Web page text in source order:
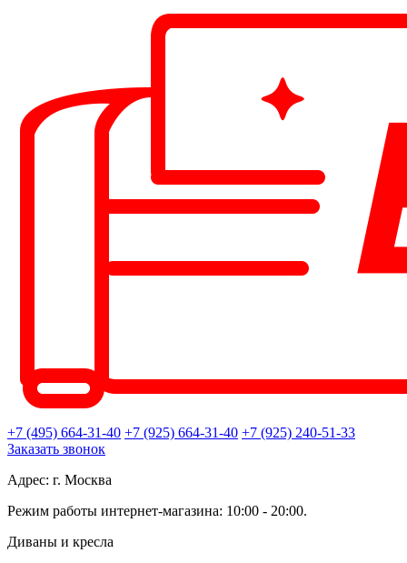
+7 (495) 664-31-40 +7 (925) 664-31-40 +7 (925) 240-51-33
Заказать звонок
Адрес: г. Москва
Режим работы интернет-магазина: 10:00 - 20:00.
Диваны и кресла